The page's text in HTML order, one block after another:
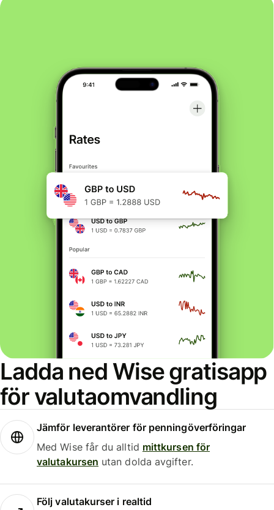
Ladda ned Wise gratisapp
för valutaomvandling
Jämför leverantörer för penningöverföringar
Med Wise får du alltid mittkursen för
valutakursen utan dolda avgifter.
Följ valutakurser i realtid